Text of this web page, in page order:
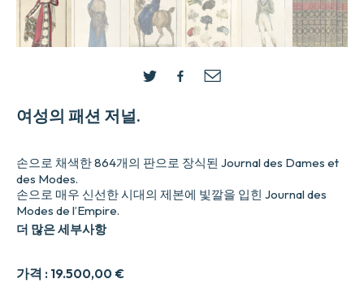
여성의 패션 저널.
가격 : 19.500,00 €
손으로 채색한 864개의 판으로 장식된 Journal des Dames et
des Modes.
손으로 매우 신선한 시대의 제본에 빛깔을 입힌 Journal des
Modes de l’Empire.
더 많은 세부사항